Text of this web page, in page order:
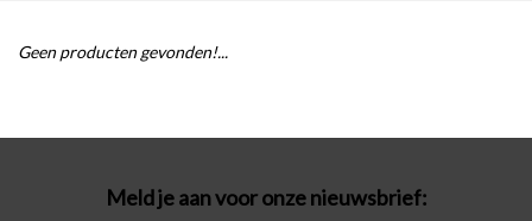
Badmode
Lingerie-accessoires
Geen producten gevonden!...
Meld je aan voor onze nieuwsbrief: